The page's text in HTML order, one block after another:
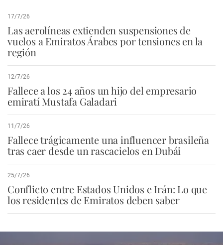
17/7/26
Las aerolíneas extienden suspensiones de
vuelos a Emiratos Árabes por tensiones en la
región
12/7/26
Fallece a los 24 años un hijo del empresario
emiratí Mustafa Galadari
11/7/26
Fallece trágicamente una influencer brasileña
tras caer desde un rascacielos en Dubái
25/7/26
Conflicto entre Estados Unidos e Irán: Lo que
los residentes de Emiratos deben saber